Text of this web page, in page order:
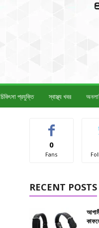
চিকিৎসা প্রযুক্তি স্বাস্থ্য খবর
0
Fans
RECENT POSTS